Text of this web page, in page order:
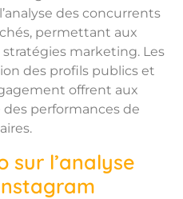
des concurrents
permettant aux
marketing. Les
des profils publics et
offrent aux
performances de
sur l’analyse